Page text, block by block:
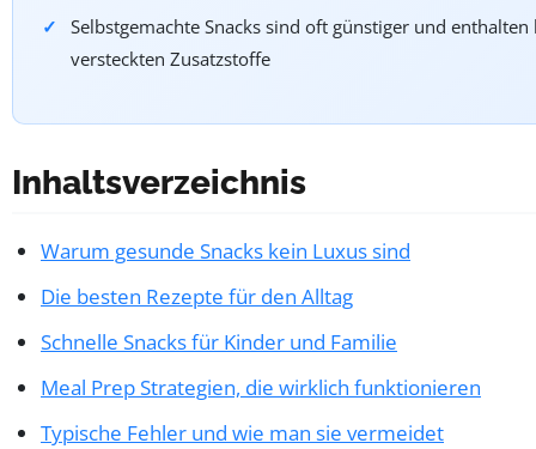
Selbstgemachte Snacks sind oft günstiger und enthalten
versteckten Zusatzstoffe
Inhaltsverzeichnis
Warum gesunde Snacks kein Luxus sind
Die besten Rezepte für den Alltag
Schnelle Snacks für Kinder und Familie
Meal Prep Strategien, die wirklich funktionieren
Typische Fehler und wie man sie vermeidet